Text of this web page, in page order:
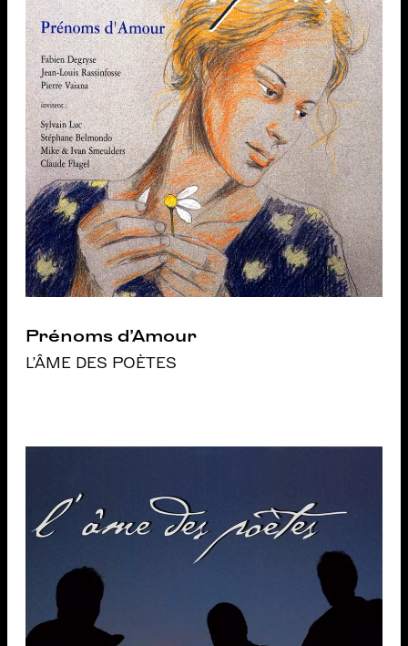
Prénoms d’Amour
L'ÂME DES POÈTES